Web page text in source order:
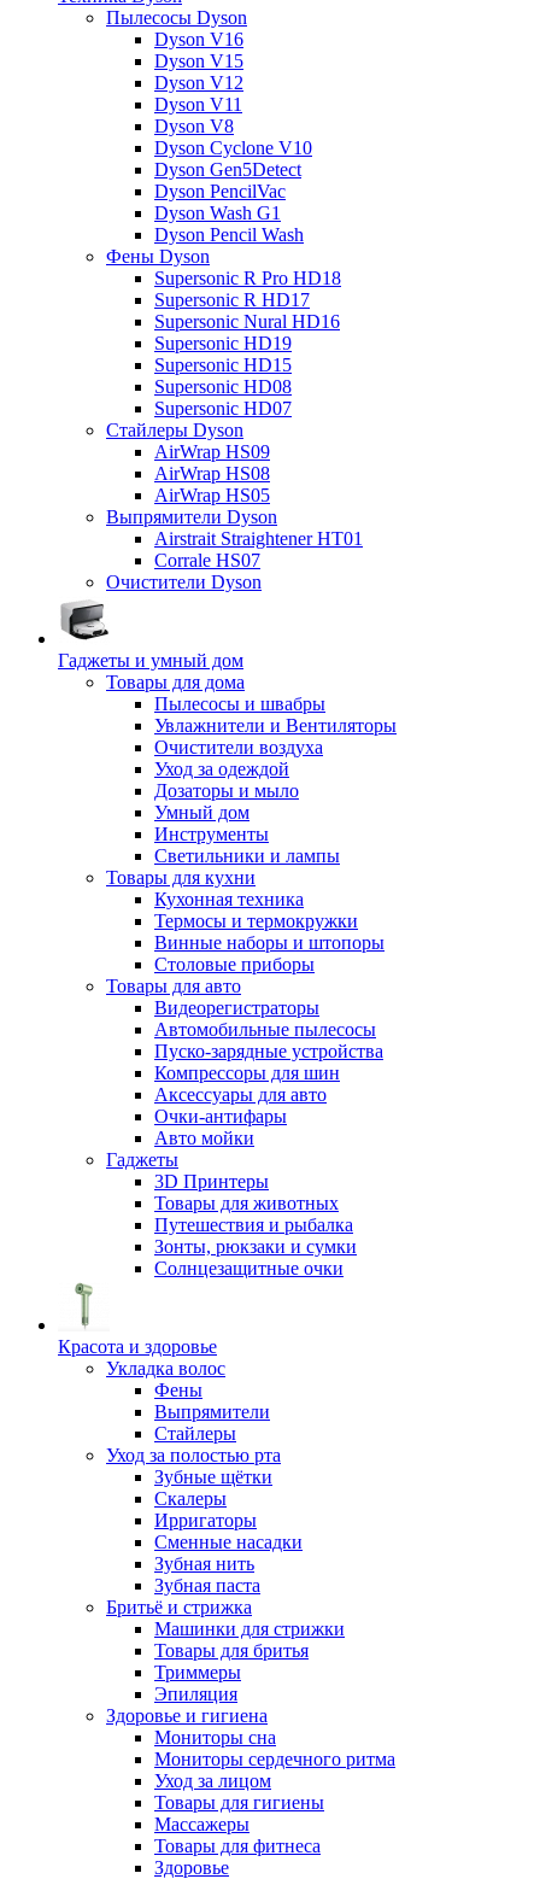
Пылесосы Dyson
Dyson V16
Dyson V15
Dyson V12
Dyson V11
Dyson V8
Dyson Cyclone V10
Dyson Gen5Detect
Dyson PencilVac
Dyson Wash G1
Dyson Pencil Wash
Фены Dyson
Supersonic R Pro HD18
Supersonic R HD17
Supersonic Nural HD16
Supersonic HD19
Supersonic HD15
Supersonic HD08
Supersonic HD07
Стайлеры Dyson
AirWrap HS09
AirWrap HS08
AirWrap HS05
Выпрямители Dyson
Airstrait Straightener HT01
Corrale HS07
Очистители Dyson
Гаджеты и умный дом
Товары для дома
Пылесосы и швабры
Увлажнители и Вентиляторы
Очистители воздуха
Уход за одеждой
Дозаторы и мыло
Умный дом
Инструменты
Светильники и лампы
Товары для кухни
Кухонная техника
Термосы и термокружки
Винные наборы и штопоры
Столовые приборы
Товары для авто
Видеорегистраторы
Автомобильные пылесосы
Пуско-зарядные устройства
Компрессоры для шин
Аксессуары для авто
Очки-антифары
Авто мойки
Гаджеты
3D Принтеры
Товары для животных
Путешествия и рыбалка
Зонты, рюкзаки и сумки
Солнцезащитные очки
Красота и здоровье
Укладка волос
Фены
Выпрямители
Стайлеры
Уход за полостью рта
Зубные щётки
Скалеры
Ирригаторы
Сменные насадки
Зубная нить
Зубная паста
Бритьё и стрижка
Машинки для стрижки
Товары для бритья
Триммеры
Эпиляция
Здоровье и гигиена
Мониторы сна
Мониторы сердечного ритма
Уход за лицом
Товары для гигиены
Массажеры
Товары для фитнеса
Здоровье